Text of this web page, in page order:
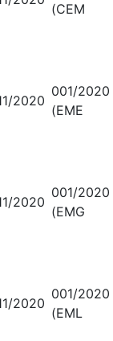
(CEM
2020
001/2020
(EME
2020
001/2020
(EMG
2020
001/2020
(EML